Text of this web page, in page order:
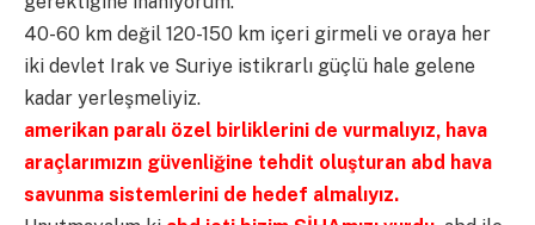
40-60 km değil 120-150 km içeri girmeli ve oraya her
iki devlet Irak ve Suriye istikrarlı güçlü hale gelene
kadar yerleşmeliyiz.
amerikan paralı özel birliklerini de vurmalıyız, hava
araçlarımızın güvenliğine tehdit oluşturan abd hava
savunma sistemlerini de hedef almalıyız.